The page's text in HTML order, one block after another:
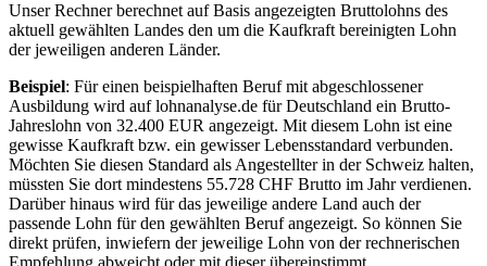
Unser Rechner berechnet auf Basis angezeigten Bruttolohns des
aktuell gewählten Landes den um die Kaufkraft bereinigten Lohn
der jeweiligen anderen Länder.
Beispiel: Für einen beispielhaften Beruf mit abgeschlossener
Ausbildung wird auf lohnanalyse.de für Deutschland ein Brutto-
Jahreslohn von 32.400 EUR angezeigt. Mit diesem Lohn ist eine
gewisse Kaufkraft bzw. ein gewisser Lebensstandard verbunden.
Möchten Sie diesen Standard als Angestellter in der Schweiz halten,
müssten Sie dort mindestens 55.728 CHF Brutto im Jahr verdienen.
Darüber hinaus wird für das jeweilige andere Land auch der
passende Lohn für den gewählten Beruf angezeigt. So können Sie
direkt prüfen, inwiefern der jeweilige Lohn von der rechnerischen